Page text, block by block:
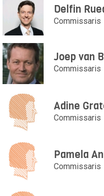
Delfin
Commissaris
Joep van
Commissaris
Adine
Commissaris
Pamela
Commissaris